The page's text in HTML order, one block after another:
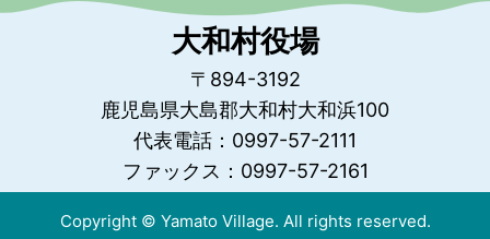
大和村役場
〒894-3192
鹿児島県大島郡大和村大和浜100
代表電話：0997-57-2111
ファックス：0997-57-2161
Copyright © Yamato Village. All rights reserved.